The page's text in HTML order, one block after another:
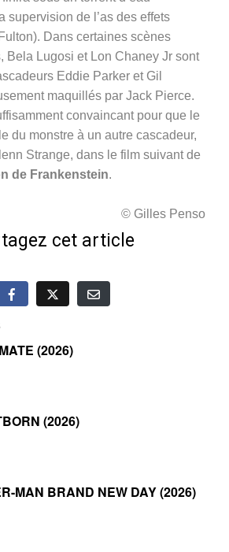
supervision de l’as des effets
Dans certaines scènes
Bela Lugosi et Lon Chaney Jr sont
Eddie Parker et Gil
maquillés par Jack Pierce.
convaincant pour que le
du monstre à un autre cascadeur,
Strange, dans le film suivant de
de Frankenstein.
© Gilles Penso
cet article
(2026)
(2026)
MAN BRAND NEW DAY (2026)